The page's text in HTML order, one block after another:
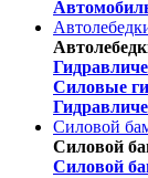
Силовые
Силовой
Силовой
Силовой